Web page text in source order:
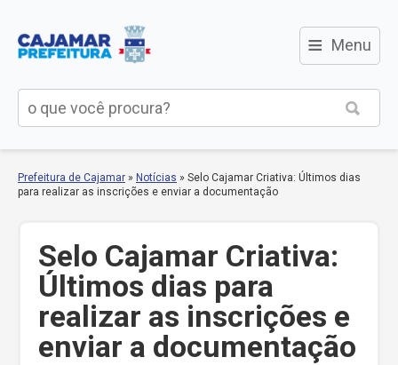
≡ Menu
Prefeitura de Cajamar » Notícias » Selo Cajamar Criativa: Últimos dias
para realizar as inscrições e enviar a documentação
Selo Cajamar Criativa:
Últimos dias para
realizar as inscrições e
enviar a documentação